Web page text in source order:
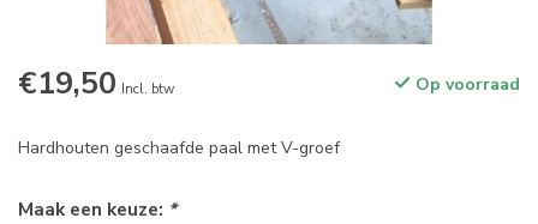
€19,50 Incl. btw Op voorraad
Hardhouten geschaafde paal met V-groef
Maak een keuze: *